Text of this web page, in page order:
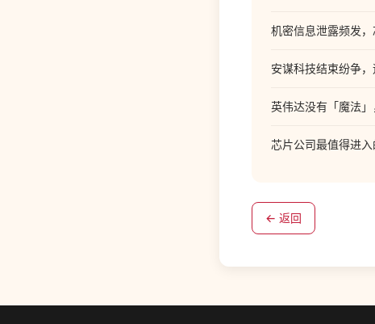
机密信息泄露频发，
安谋科技结束纷争
英伟达没有「魔法」
芯片公司最值得进入
← 返回